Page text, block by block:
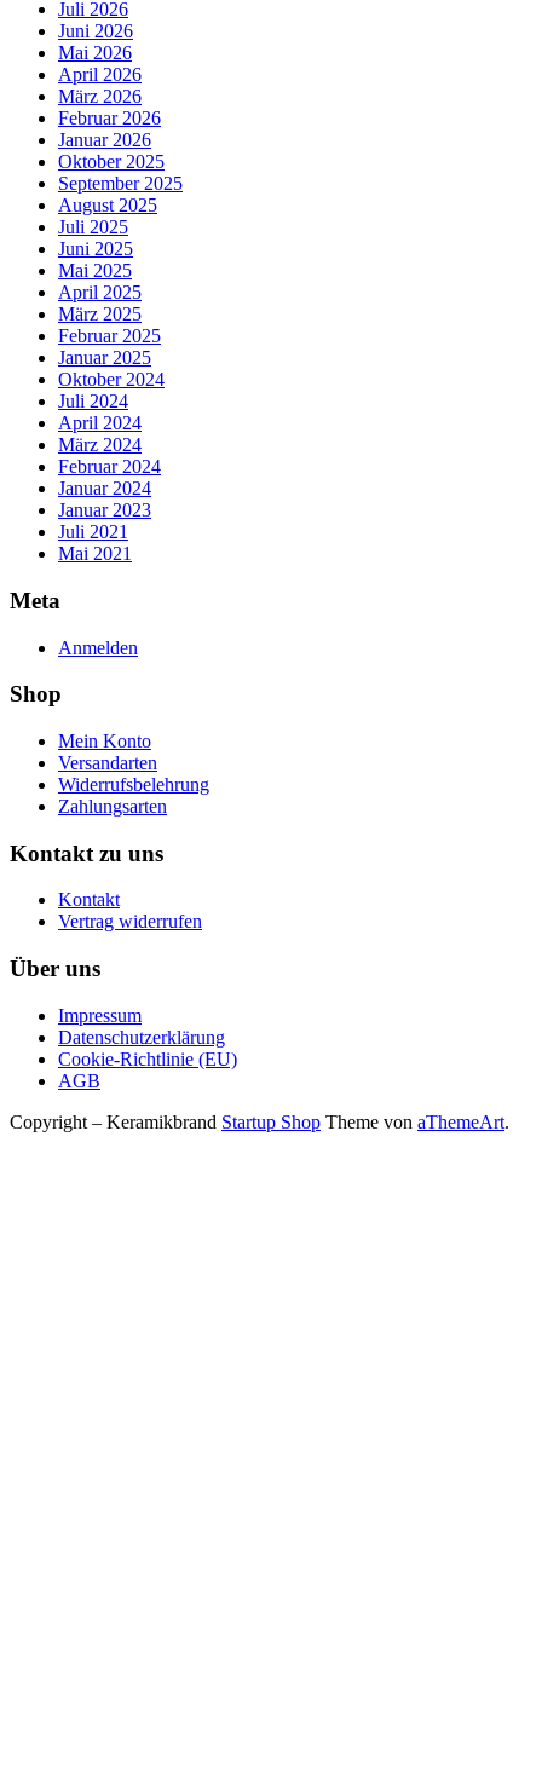
Juli 2026
Juni 2026
Mai 2026
April 2026
März 2026
Februar 2026
Januar 2026
Oktober 2025
September 2025
August 2025
Juli 2025
Juni 2025
Mai 2025
April 2025
März 2025
Februar 2025
Januar 2025
Oktober 2024
Juli 2024
April 2024
März 2024
Februar 2024
Januar 2024
Januar 2023
Juli 2021
Mai 2021
Meta
Anmelden
Shop
Mein Konto
Versandarten
Widerrufsbelehrung
Zahlungsarten
Kontakt zu uns
Kontakt
Vertrag widerrufen
Über uns
Impressum
Datenschutzerklärung
Cookie-Richtlinie (EU)
AGB
Copyright – Keramikbrand Startup Shop Theme von aThemeArt.